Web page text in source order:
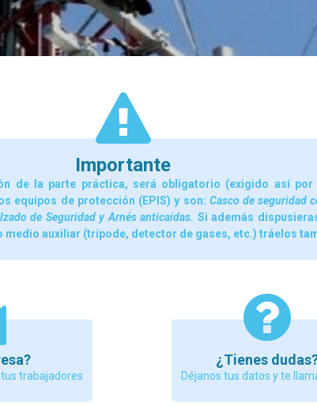
Importante
de la parte práctica, será obligatorio (exigido así por
equipos de protección (EPIS) y son: Casco de seguridad
de Seguridad y Arnés anticaídas. Si además
medio auxiliar (trípode, detector de gases, etc.) tráelos
trabajadores
¿Tienes
Déjanos tus datos y te